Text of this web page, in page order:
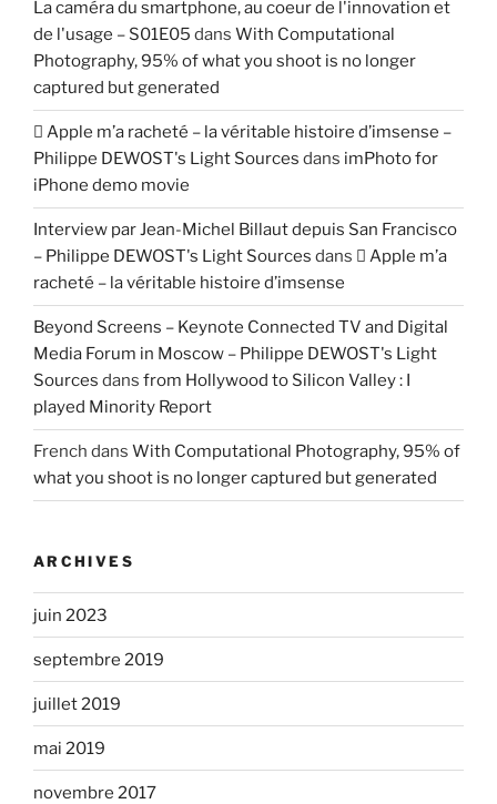
La caméra du smartphone, au coeur de l'innovation et
de l'usage – S01E05 dans With Computational
Photography, 95% of what you shoot is no longer
captured but generated
 Apple m’a racheté – la véritable histoire d’imsense –
Philippe DEWOST's Light Sources dans imPhoto for
iPhone demo movie
Interview par Jean-Michel Billaut depuis San Francisco
– Philippe DEWOST's Light Sources dans  Apple m’a
racheté – la véritable histoire d’imsense
Beyond Screens – Keynote Connected TV and Digital
Media Forum in Moscow – Philippe DEWOST's Light
Sources dans from Hollywood to Silicon Valley : I
played Minority Report
French dans With Computational Photography, 95% of
what you shoot is no longer captured but generated
ARCHIVES
juin 2023
septembre 2019
juillet 2019
mai 2019
novembre 2017